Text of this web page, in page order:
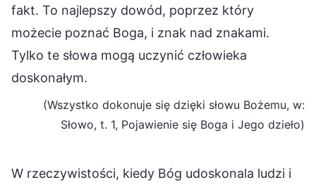
fakt. To najlepszy dowód, poprzez który
możecie poznać Boga, i znak nad znakami.
Tylko te słowa mogą uczynić człowieka
doskonałym.
(Wszystko dokonuje się dzięki słowu Bożemu, w:
Słowo, t. 1, Pojawienie się Boga i Jego dzieło)
W rzeczywistości, kiedy Bóg udoskonala ludzi i